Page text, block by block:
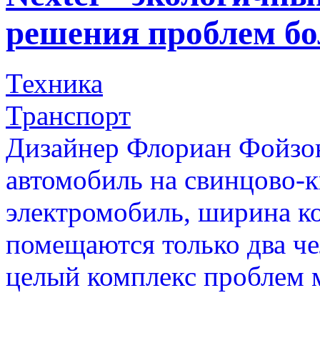
решения проблем
Техника
Транспорт
Дизайнер Флориан
автомобиль на свинцово-
электромобиль, ширина
помещаются только два
целый комплекс проблем